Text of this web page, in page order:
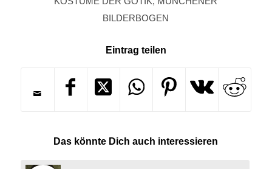
BILDERBOGEN
Eintrag teilen
Das könnte Dich auch interessieren